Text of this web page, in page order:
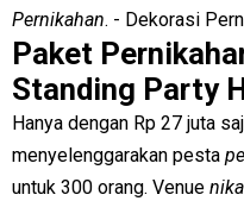
Pernikahan. - Dekorasi
Paket
Standing Party
Hanya dengan Rp 27 juta
menyelenggarakan pesta
untuk 300 orang. Venue